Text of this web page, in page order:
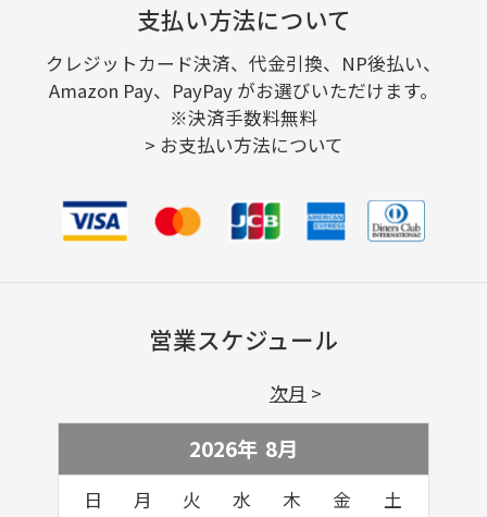
支払い方法について
クレジットカード決済、代金引換、NP後払い、
Amazon Pay、PayPay がお選びいただけます。
※決済手数料無料
> お支払い方法について
営業スケジュール
2026年 8月
日 月 火 水 木 金 土
次月